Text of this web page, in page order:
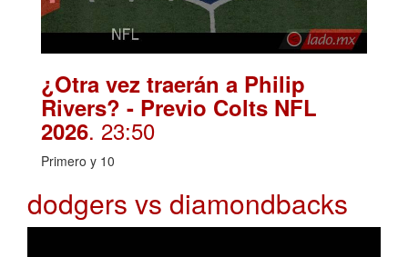
¿Otra vez traerán a Philip
Rivers? - Previo Colts NFL
2026. 23:50
Primero y 10
dodgers vs diamondbacks